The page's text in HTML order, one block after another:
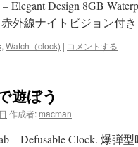
Elegant Design 8GB
赤外線ナイトビジョン付
, Watch（clock) | コメントする
遊ぼう
作成者: macman
– Defusable Clock. 爆弾